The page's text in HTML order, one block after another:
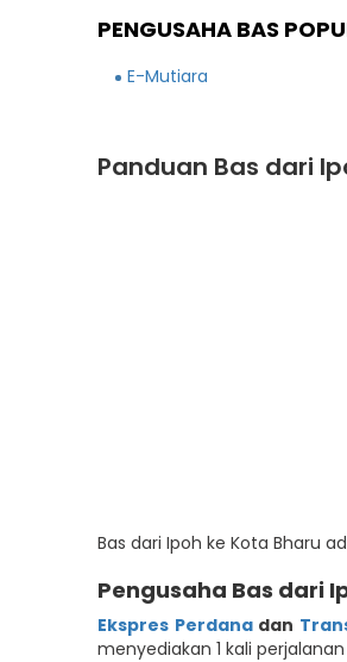
PENGUSAHA BAS
E-Mutiara
Panduan Bas dari
Bas dari Ipoh ke Kota Bharu
Pengusaha Bas dari
Ekspres Perdanadan
menyediakan 1 kali